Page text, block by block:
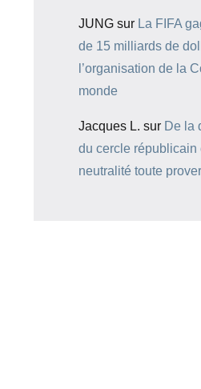
JUNG sur La FIFA
de 15 milliards de
l’organisation de la
monde
Jacques L. sur De la
du cercle républicain
neutralité toute